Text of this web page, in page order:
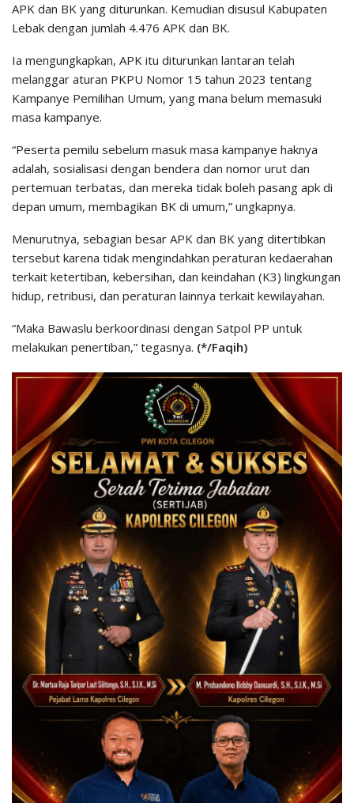
APK dan BK yang diturunkan. Kemudian disusul Kabupaten
Lebak dengan jumlah 4.476 APK dan BK.
Ia mengungkapkan, APK itu diturunkan lantaran telah
melanggar aturan PKPU Nomor 15 tahun 2023 tentang
Kampanye Pemilihan Umum, yang mana belum memasuki
masa kampanye.
“Peserta pemilu sebelum masuk masa kampanye haknya
adalah, sosialisasi dengan bendera dan nomor urut dan
pertemuan terbatas, dan mereka tidak boleh pasang apk di
depan umum, membagikan BK di umum,” ungkapnya.
Menurutnya, sebagian besar APK dan BK yang ditertibkan
tersebut karena tidak mengindahkan peraturan kedaerahan
terkait ketertiban, kebersihan, dan keindahan (K3) lingkungan
hidup, retribusi, dan peraturan lainnya terkait kewilayahan.
“Maka Bawaslu berkoordinasi dengan Satpol PP untuk
melakukan penertiban,” tegasnya. (*/Faqih)